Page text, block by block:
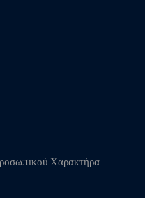
Χαρακτήρα